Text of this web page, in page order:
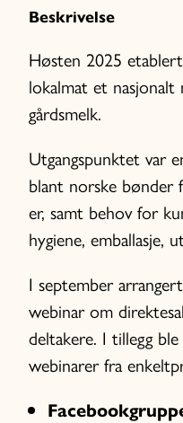
Beskrivelse
Høsten 2025
lokalmat et
gårdsmelk.
Utgangspunktet var
blant norske bønder
er, samt behov for
hygiene, emballasje,
I september
webinar om
deltakere. I tillegg
webinarer fra